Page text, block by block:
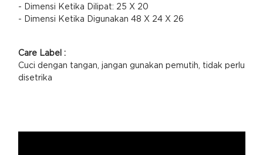
- Dimensi Ketika Dilipat: 25 X 20
- Dimensi Ketika Digunakan 48 X 24 X 26
Care Label :
Cuci dengan tangan, jangan gunakan pemutih, tidak perlu
disetrika